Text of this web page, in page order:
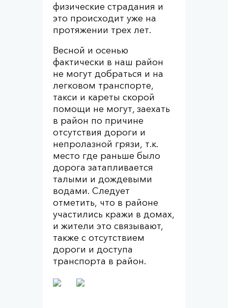
физические страдания и
это происходит уже на
протяжении трех лет.
Весной и осенью
фактически в наш район
не могут добраться и на
легковом транспорте,
такси и кареты скорой
помощи не могут, заехать
в район по причине
отсутствия дороги и
непролазной грязи, т.к.
место где раньше было
дорога затапливается
талыми и дождевыми
водами. Следует
отметить, что в районе
участились кражи в домах,
и жители это связывают,
также с отсутствием
дороги и доступа
транспорта в район.